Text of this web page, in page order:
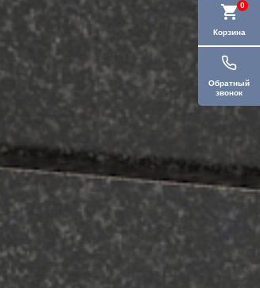
Корзина
0
Обратный
звонок